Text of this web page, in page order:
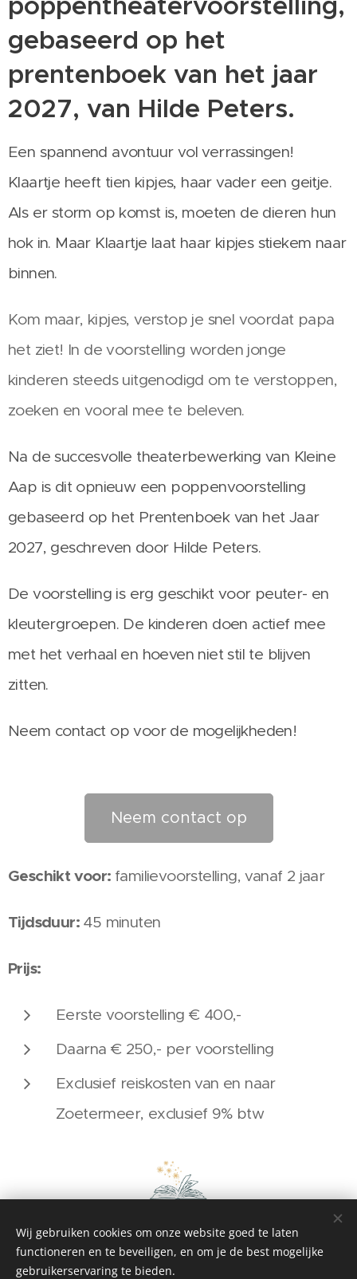
gebaseerd op het
prentenboek van het jaar
2027, van Hilde Peters.
Een spannend avontuur vol verrassingen!
Klaartje heeft tien kipjes, haar vader een geitje.
Als er storm op komst is, moeten de dieren hun
hok in. Maar Klaartje laat haar kipjes stiekem naar
binnen.
Kom maar, kipjes, verstop je snel voordat papa
het ziet! In de voorstelling worden jonge
kinderen steeds uitgenodigd om te verstoppen,
zoeken en vooral mee te beleven.
Na de succesvolle theaterbewerking van Kleine
Aap is dit opnieuw een poppenvoorstelling
gebaseerd op het Prentenboek van het Jaar
2027, geschreven door Hilde Peters.
De voorstelling is erg geschikt voor peuter- en
kleutergroepen. De kinderen doen actief mee
met het verhaal en hoeven niet stil te blijven
zitten.
Neem contact op voor de mogelijkheden!
Neem contact op
Geschikt voor: familievoorstelling, vanaf 2 jaar
Tijdsduur: 45 minuten
Prijs:
Eerste voorstelling € 400,-
Daarna € 250,- per voorstelling
Exclusief reiskosten van en naar
Zoetermeer, exclusief 9% btw
Wij gebruiken cookies om onze website goed te laten
functioneren en te beveiligen, en om je de best mogelijke
gebruikerservaring te bieden.